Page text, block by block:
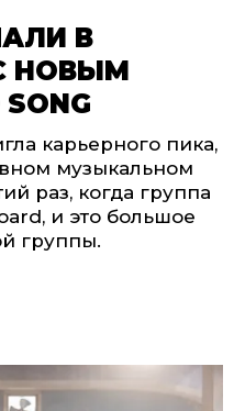
В
С НОВЫМ
карьерного пика,
музыкальном
раз, когда группа
и это большое
группы.